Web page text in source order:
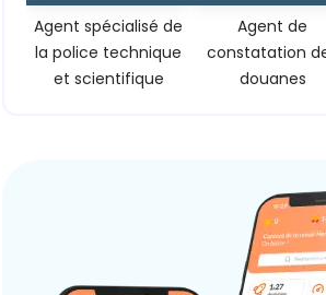
Agent spécialisé de
la police technique
et scientifique
Agent de
constatation
douanes